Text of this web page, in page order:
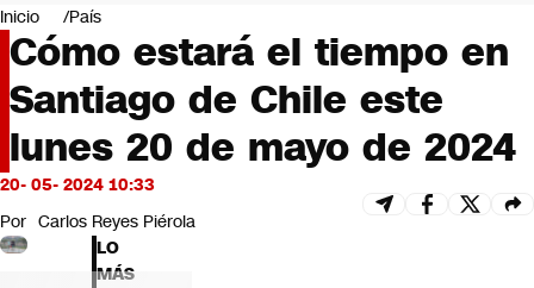
Negocios
Deportes
Programas completos
Cultura
Servicios
Bits
CNN tiempo
Futuro 360
Opinión
Inicio País
Cómo estará el tiempo en
Santiago de Chile este
lunes 20 de mayo de 2024
20- 05- 2024 10:33
Por Carlos Reyes Piérola
LO
MÁS